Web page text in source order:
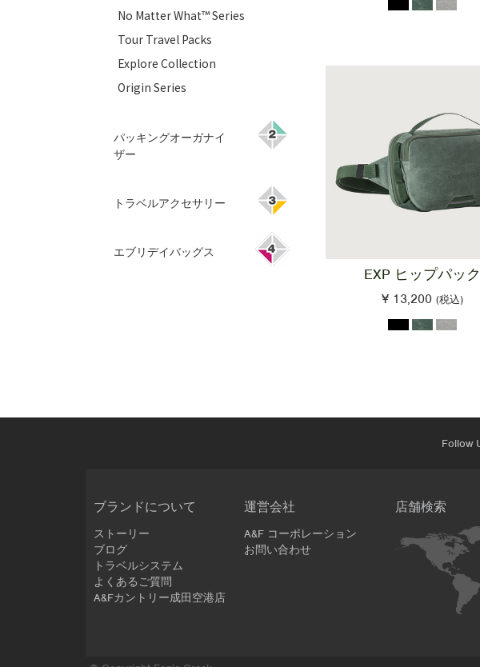
No Matter What™ Series
Tour Travel Packs
Explore Collection
Origin Series
パッキングオーガナイ
ザー
トラベルアクセサリー
エブリデイバッグス
EXP ヒップパック
¥ 13,200(税込)
Follow
ブランドについて
ストーリー
ブログ
トラベルシステム
よくあるご質問
A&Fカントリー成田空港店
運営会社
A&F コーポレーション
お問い合わせ
店舗検索